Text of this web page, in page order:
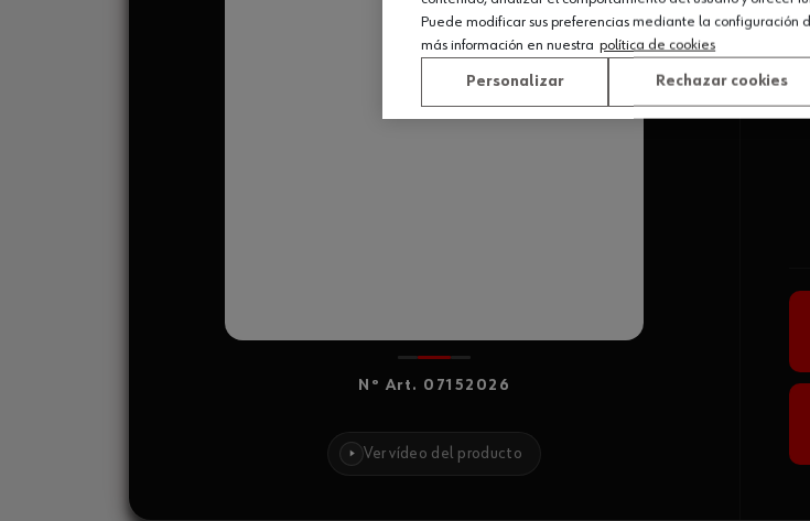
Nº Art. 07152026
Ver vídeo del producto
Puede modificar sus preferencias mediante la configuración
más información en nuestra política de cookies
Personalizar Rechazar cookies